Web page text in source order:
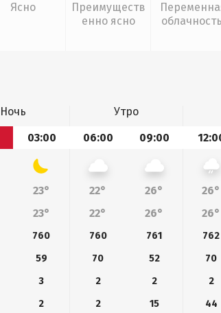
Ясно
Преимуществ
енно ясно
Ночь Утро
03:00 06:00 09:00
23° 22° 26° 26°
23° 22° 26° 26°
760 760 761 762
59 70 52 70
3 2 2 2
2 2 15 44